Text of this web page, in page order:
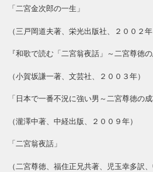
「二宮金次郎の一生」
（三戸岡道夫著、栄光出版社、２００２年
『和歌で読む「二宮翁夜話」～二宮尊徳の
（小賀坂謙一著、文芸社、２００３年）
「日本で一番不況に強い男～二宮尊徳の
（瀧澤中著、中経出版、２００９年）
「二宮翁夜話」
（二宮尊徳、福住正兄共著、児玉幸多訳